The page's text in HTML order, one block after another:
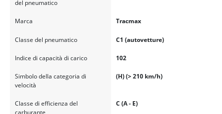
del pneumatico
Marca Tracmax
Classe del pneumatico C1 (autovetture)
Indice di capacità di carico 102
Simbolo della categoria di
velocità
(H) (> 210 km/h)
Classe di efficienza del
C (A - E)